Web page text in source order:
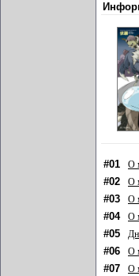
#01 О
#02
О
#03
О
#04
О
#05
#06
О
#07
О